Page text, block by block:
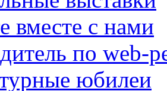
вместе с нами
по web-
юбилеи